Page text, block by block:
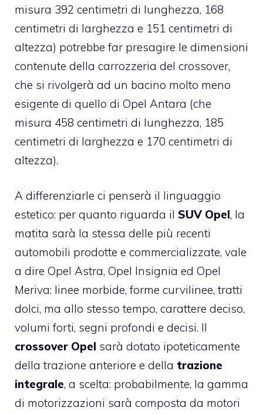
misura 392 centimetri di lunghezza, 168
centimetri di larghezza e 151 centimetri di
altezza) potrebbe far presagire le dimensioni
contenute della carrozzeria del crossover,
che si rivolgerà ad un bacino molto meno
esigente di quello di Opel Antara (che
misura 458 centimetri di lunghezza, 185
centimetri di larghezza e 170 centimetri di
altezza).
A differenziarle ci penserà il linguaggio
estetico: per quanto riguarda il SUV Opel, la
matita sarà la stessa delle più recenti
automobili prodotte e commercializzate, vale
a dire Opel Astra, Opel Insignia ed Opel
Meriva: linee morbide, forme curvilinee, tratti
dolci, ma allo stesso tempo, carattere deciso,
volumi forti, segni profondi e decisi. Il
crossover Opel sarà dotato ipoteticamente
della trazione anteriore e della trazione
integrale, a scelta: probabilmente, la gamma
di motorizzazioni sarà composta da motori